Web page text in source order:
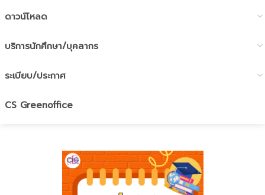
ดาวน์โหลด
บริการนักศึกษา/บุคลากร
ระเบียบ/ประกาศ
CS Greenoffice